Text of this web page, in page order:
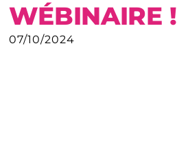
WÉBINAIRE !
07/10/2024